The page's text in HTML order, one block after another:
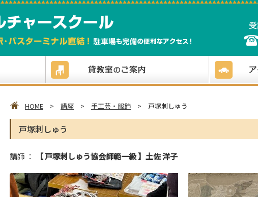
HOME > 講座 > 手工芸・服飾 > 戸塚刺しゅう
戸塚刺しゅう
講師 ： 【 戸塚刺しゅう協会師範一級 】土佐 洋子